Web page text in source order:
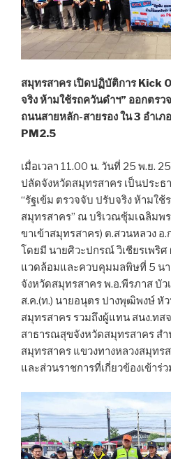
สมุทรสาคร เปิดปฏิบัติการ Kick
จริง ห้ามใช้รถควันดำฯ” ออกตร
ถนนสายหลัก-สายรอง ใน 3 อำเ
PM2.5
เมื่อเวลา 11.00 น. วันที่ 25 พ.ย.
ปลัดจังหวัดสมุทรสาคร เป็นประธ
“รัฐเข้ม ตรวจจับ ปรับจริง ห้ามใช้
สมุทรสาคร” ณ บริเวณซุ้มเฉลิมพ
ขาเข้าสมุทรสาคร) ต.สวนหลวง
โดยมี นายศิวะปกรณ์ วิเชียรเพริศ
แวดล้อมและควบคุมมลพิษที่ 5 นา
จังหวัดสมุทรสาคร พ.อ.พีรภาส บัว
ส.ค.(ท.) นายอนุตร ปางพุฒิพงษ์ หั
สมุทรสาคร รวมถึงผู้แทน สนง.ทส
สาธารณสุขจังหวัดสมุทรสาคร สำ
สมุทรสาคร แขวงทางหลวงสมุทร
และส่วนราชการที่เกี่ยวข้องเข้าร่ว